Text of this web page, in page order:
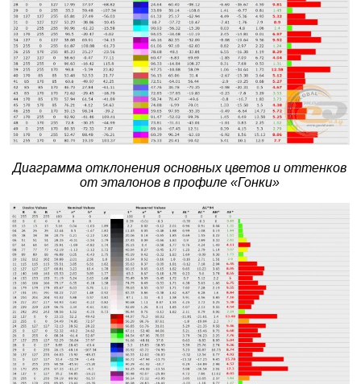
Диаграмма отклонения основных цветов и оттенков
от эталонов в профиле «Гонки»